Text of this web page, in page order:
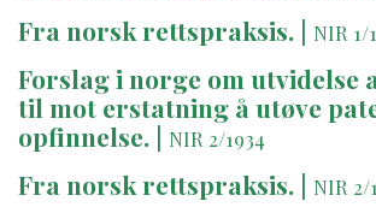
Fra norsk rettspraksis. | NIR 1/
Forslag i norge om utvidelse
til mot erstatning å utøve
opfinnelse. | NIR 2/1934
Fra norsk rettspraksis. | NIR 2/